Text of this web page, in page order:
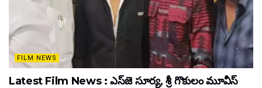
FILM NEWS
Latest Film News : ఎస్‌జె సూర్య, శ్రీ గొకులం మూవీస్‌